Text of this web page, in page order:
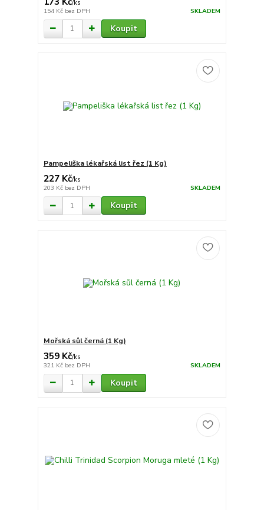
/ks
154 Kč bez DPH SKLADEM
Koupit
Pampeliška lékařská list řez (1 Kg)
227 Kč/ks
203 Kč bez DPH SKLADEM
Koupit
Mořská sůl černá (1 Kg)
359 Kč/ks
321 Kč bez DPH SKLADEM
Koupit